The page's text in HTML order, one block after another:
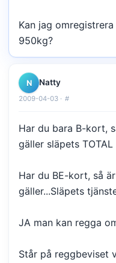
Kan jag
950kg?
N Natty
2009-04-03 · #
Har du bara B-kort,
gäller släpets
Har du BE-kort, så
gäller...Släpets
JA man kan regga
Står på reggbeviset